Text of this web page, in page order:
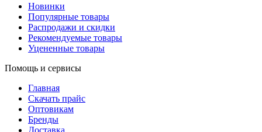
Новинки
Популярные товары
Распродажи и скидки
Рекомендуемые товары
Уцененные товары
Помощь и сервисы
Главная
Скачать прайс
Оптовикам
Бренды
Доставка